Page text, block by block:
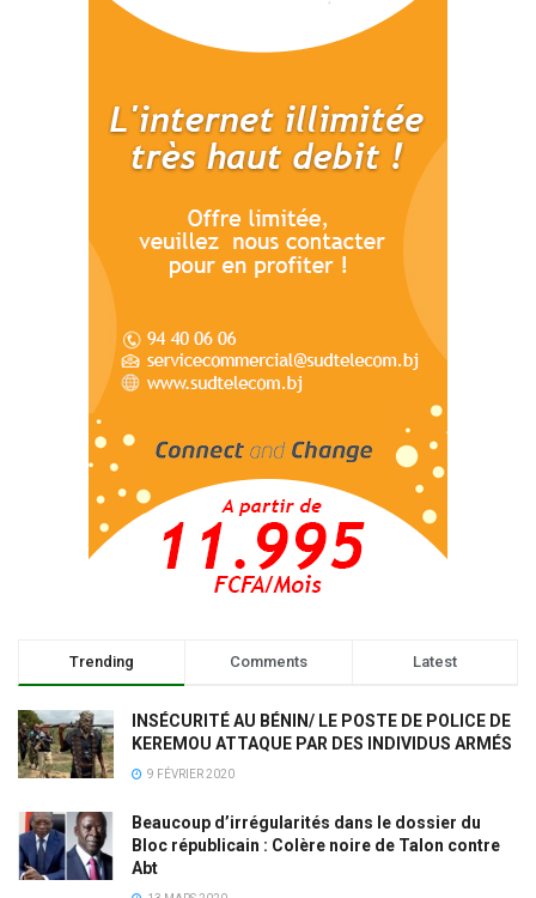
Trending Comments Latest
INSÉCURITÉ AU BÉNIN/ LE POSTE DE POLICE DE
KEREMOU ATTAQUE PAR DES INDIVIDUS ARMÉS
9 FÉVRIER 2020
Beaucoup d’irrégularités dans le dossier du
Bloc républicain : Colère noire de Talon contre
Abt